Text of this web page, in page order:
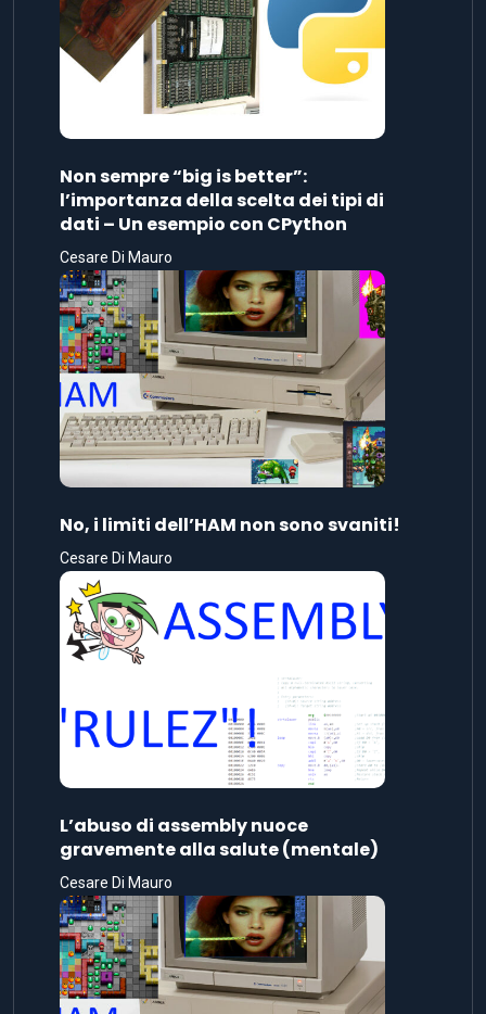
Non sempre “big is better”:
l’importanza della scelta dei tipi di
dati – Un esempio con CPython
Cesare Di Mauro
No, i limiti dell’HAM non sono svaniti!
Cesare Di Mauro
L’abuso di assembly nuoce
gravemente alla salute (mentale)
Cesare Di Mauro